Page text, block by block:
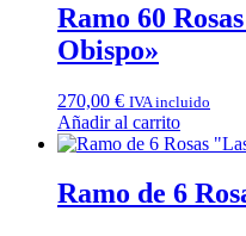
Ramo 60
Obispo»
270,00 € IVA incluido
Añadir al carrito
Ramo de 6